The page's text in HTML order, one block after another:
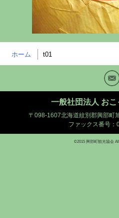
ホーム t01
Mail
一般社団法人 お
〒098-1607北海道紋別郡興部町
ファックス番号
©2015 興部町観光協会